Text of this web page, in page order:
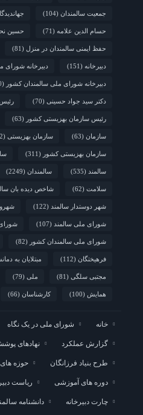
جمعیت سالمندان (104)
حسام الدین علامه (71) حسین
حفظ ایمنی سالمندان در منزل (81)
دبیرخانه (151) دبیرخانه شورای
دبیرخانه شورای ملی سالمندان کشور (110)
دکتر سید جواد حسینی (70) رئیس
رئیس سازمان بهزیستی کشور (63)
سازمان (63) سازمان بهزیستی (112)
سازمان بهزیستی کشور (311)
سالمند (535) سالمندان (2249)
سلامت (62) شاخص دیده بان
شهر دوستدار سالمند (122)
شورای ملی سالمند (107)
شورای ملی سالمندان کشور (82)
فرهیختگان (112) مبتلایان به
مجتبی سلگی (81) ملی (79)
همایش (100) کارشناسان (66)
خانه شورای ملی در یک نگاه
گزارش عملکرد نهادهای
طرح بنیاد فرزانگان حوزه
دوره های آموزشی ریاست
چارت دبیرخانه دانشنامه